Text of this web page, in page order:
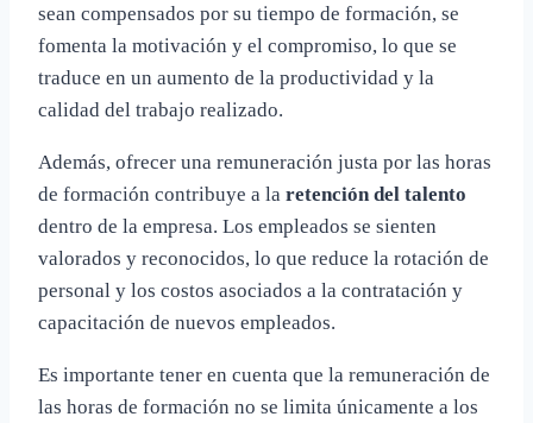
sean compensados por su tiempo de formación, se
fomenta la motivación y el compromiso, lo que se
traduce en un aumento de la productividad y la
calidad del trabajo realizado.
Además, ofrecer una remuneración justa por las horas
de formación contribuye a la retención del talento
dentro de la empresa. Los empleados se sienten
valorados y reconocidos, lo que reduce la rotación de
personal y los costos asociados a la contratación y
capacitación de nuevos empleados.
Es importante tener en cuenta que la remuneración de
las horas de formación no se limita únicamente a los